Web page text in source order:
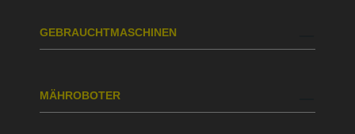
GEBRAUCHTMASCHINEN
MÄHROBOTER